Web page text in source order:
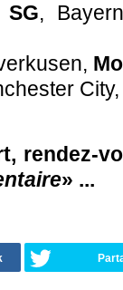
SG,
rendez-
» ...